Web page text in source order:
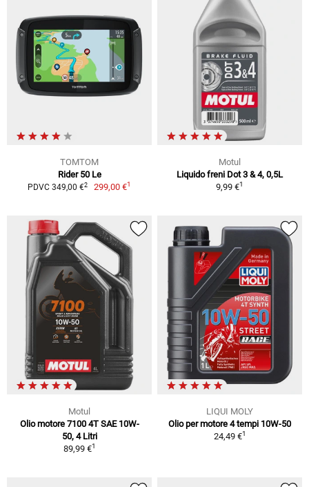
TOMTOM
Rider 50 Le
PDVC 349,00 €2 299,00 €1
Motul
Liquido freni Dot 3 & 4, 0,5L
9,99 €1
Motul
Olio motore 7100 4T SAE 10W-
50, 4 Litri
89,99 €1
LIQUI MOLY
Olio per motore 4 tempi 10W-50
24,49 €1